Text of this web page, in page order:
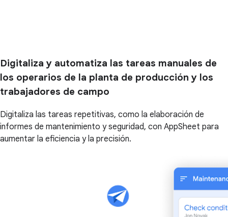
Digitaliza y automatiza las tareas manuales de
los operarios de la planta de producción y los
trabajadores de campo
Digitaliza las tareas repetitivas, como la elaboración de
informes de mantenimiento y seguridad, con AppSheet para
aumentar la eficiencia y la precisión.